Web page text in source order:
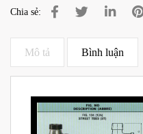
Chia sẻ:
Mô tả Bình luận